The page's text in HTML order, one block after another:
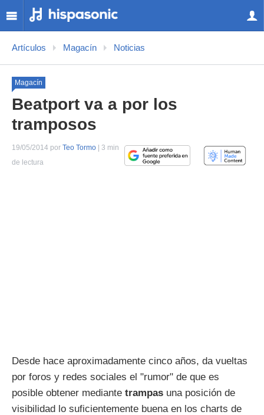
Artículos Magacín Noticias
Magacín
Beatport va a por los
tramposos
19/05/2014 por Teo Tormo | 3 min
de lectura
Desde hace aproximadamente cinco años, da vueltas
por foros y redes sociales el "rumor" de que es
posible obtener mediante trampas una posición de
visibilidad lo suficientemente buena en los charts de